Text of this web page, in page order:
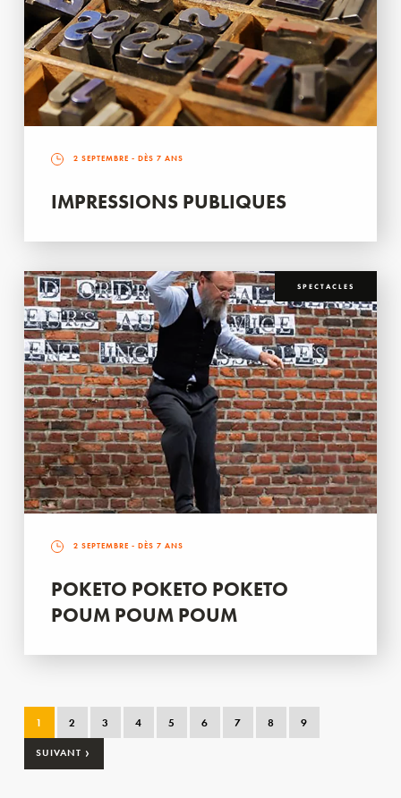
2 SEPTEMBRE - DÈS 7 ANS
IMPRESSIONS PUBLIQUES
SPECTACLES
2 SEPTEMBRE - DÈS 7 ANS
POKETO POKETO POKETO
POUM POUM POUM
1 2 3 4 5 6 7 8 9
SUIVANT ›